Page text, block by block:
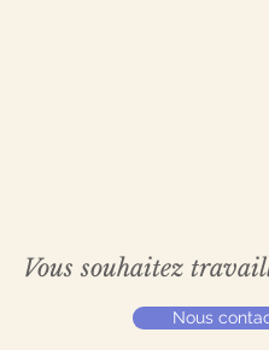
Vous souhaitez
Nous